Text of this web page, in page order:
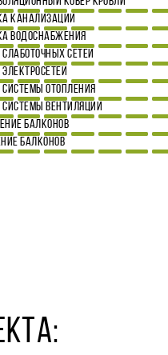
КАНАЛИЗАЦИИ
ВОДОСНАБЖЕНИЯ
СЕТЕЙ
ОТОПЛЕНИЯ
ВЕНТИЛЯЦИИ
БАЛКОНОВ
БАЛКОНОВ